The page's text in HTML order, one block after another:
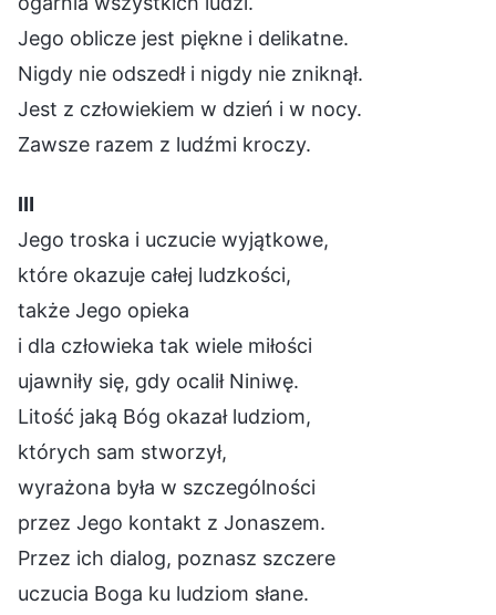
Jego oblicze jest piękne i delikatne.
Nigdy nie odszedł i nigdy nie zniknął.
Jest z człowiekiem w dzień i w nocy.
Zawsze razem z ludźmi kroczy.
Ⅲ
Jego troska i uczucie wyjątkowe,
które okazuje całej ludzkości,
także Jego opieka
i dla człowieka tak wiele miłości
ujawniły się, gdy ocalił Niniwę.
Litość jaką Bóg okazał ludziom,
których sam stworzył,
wyrażona była w szczególności
przez Jego kontakt z Jonaszem.
Przez ich dialog, poznasz szczere
uczucia Boga ku ludziom słane.